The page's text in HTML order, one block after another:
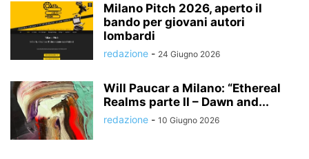
Milano Pitch 2026, aperto il
bando per giovani autori
lombardi
redazione - 24 Giugno 2026
Will Paucar a Milano: “Ethereal
Realms parte II – Dawn and...
redazione - 10 Giugno 2026